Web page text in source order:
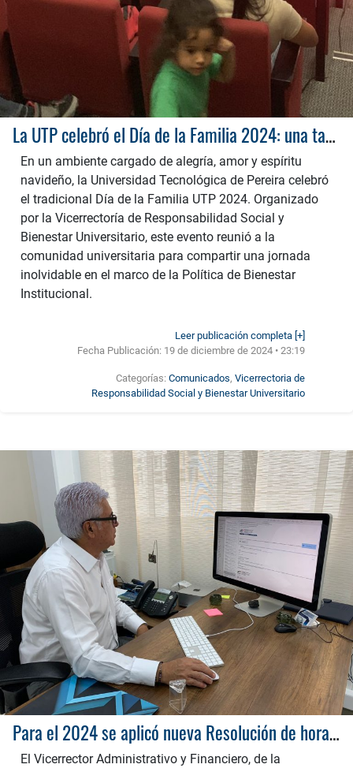
La UTP celebró el Día de la Familia 2024: una tarde mágica llena de amor y tradición
En un ambiente cargado de alegría, amor y espíritu
navideño, la Universidad Tecnológica de Pereira celebró
el tradicional Día de la Familia UTP 2024. Organizado
por la Vicerrectoría de Responsabilidad Social y
Bienestar Universitario, este evento reunió a la
comunidad universitaria para compartir una jornada
inolvidable en el marco de la Política de Bienestar
Institucional.
Leer publicación completa [+]
Fecha Publicación: 19 de diciembre de 2024 • 23:19
Categorías:Comunicados,Vicerrectoria de
Responsabilidad Social y Bienestar Universitario
Para el 2024 se aplicó nueva Resolución de horarios flexibles en la UTP
El Vicerrector Administrativo y Financiero, de la